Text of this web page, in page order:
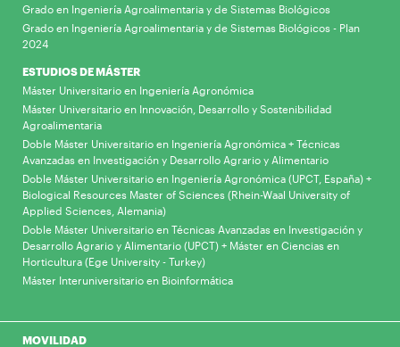
Grado en Ingeniería Agroalimentaria y de Sistemas Biológicos
Grado en Ingeniería Agroalimentaria y de Sistemas Biológicos - Plan
2024
ESTUDIOS DE MÁSTER
Máster Universitario en Ingeniería Agronómica
Máster Universitario en Innovación, Desarrollo y Sostenibilidad
Agroalimentaria
Doble Máster Universitario en Ingeniería Agronómica + Técnicas
Avanzadas en Investigación y Desarrollo Agrario y Alimentario
Doble Máster Universitario en Ingeniería Agronómica (UPCT, España) +
Biological Resources Master of Sciences (Rhein-Waal University of
Applied Sciences, Alemania)
Doble Máster Universitario en Técnicas Avanzadas en Investigación y
Desarrollo Agrario y Alimentario (UPCT) + Máster en Ciencias en
Horticultura (Ege University - Turkey)
Máster Interuniversitario en Bioinformática
MOVILIDAD